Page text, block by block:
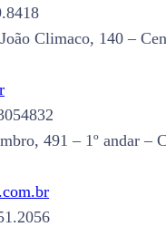
Climaco, 140 –
491 – 1º andar –